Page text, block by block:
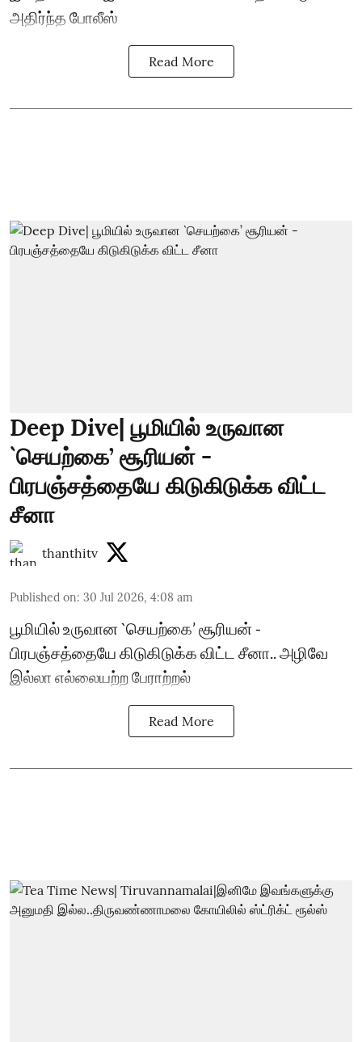
அதிர்ந்த போலீஸ்
Read More
Deep Dive| பூமியில் உருவான
`செயற்கை’ சூரியன் -
பிரபஞ்சத்தையே கிடுகிடுக்க விட்ட
சீனா
thanthitv
Published on: 30 Jul 2026, 4:08 am
பூமியில் உருவான `செயற்கை’ சூரியன் -
பிரபஞ்சத்தையே கிடுகிடுக்க விட்ட சீனா.. அழிவே
இல்லா எல்லையற்ற பேராற்றல்
Read More